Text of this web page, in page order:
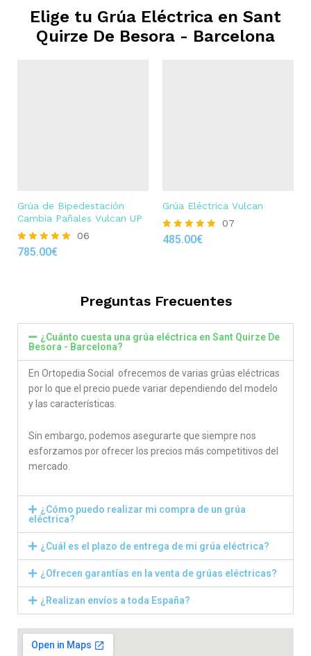
Elige tu Grúa Eléctrica en Sant
Quirze De Besora - Barcelona
Grúa de Bipedestación
Cambia Pañales Vulcan UP
Rated
06
785.00€
Grúa Eléctrica Vulcan
Rated
07
485.00€
Preguntas Frecuentes
¿Cuánto cuesta una grúa eléctrica en Sant Quirze De
Besora - Barcelona?
En Ortopedia Social ofrecemos de varias grúas eléctricas
por lo que el precio puede variar dependiendo del modelo
y las características.
Sin embargo, podemos asegurarte que siempre nos
esforzamos por ofrecer los precios más competitivos del
mercado.
¿Cómo puedo realizar mi compra de un grúa
eléctrica?
¿Cuál es el plazo de entrega de mi grúa eléctrica?
¿Ofrecen garantías en la venta de grúas eléctricas?
¿Realizan envíos a toda España?